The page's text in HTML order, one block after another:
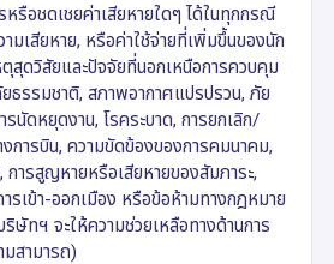
หรือชดเชยค่าเสียหายใดๆ ได้ในทุกกรณี
มเสียหาย, หรือค่าใช้จ่ายที่เพิ่มขึ้นของนัก
ตุสุดวิสัยและปัจจัยที่นอกเหนือการควบคุม
ธรรมชาติ, สภาพอากาศแปรปรวน, ภัย
รนัดหยุดงาน, โรคระบาด, การยกเลิก/
การบิน, ความขัดข้องของการคมนาคม,
การสูญหายหรือเสียหายของสัมภาระ,
รเข้า-ออกเมือง หรือข้อห้ามทางกฎหมาย
ษัทฯ จะให้ความช่วยเหลือทางด้านการ
มสามารถ)